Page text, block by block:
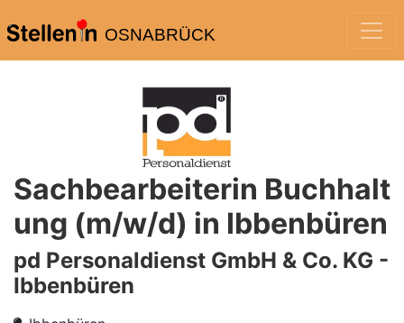
OSNABRÜCK
Sachbearbeiterin Buchhalt
ung (m/w/d) in Ibbenbüren
pd Personaldienst GmbH & Co. KG -
Ibbenbüren